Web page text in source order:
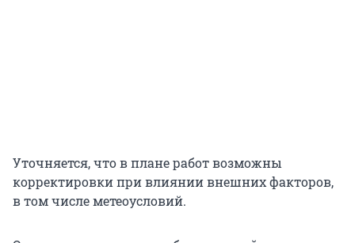
Уточняется, что в плане работ возможны
корректировки при влиянии внешних факторов,
в том числе метеоусловий.